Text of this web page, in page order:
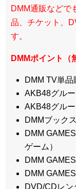
DMM通販などで
品、チケット、
す。
DMMポイント（
DMM TV単品
AKB48グル
AKB48グル
DMMブックス
DMM
ゲーム）
DMM
DMM
DVD/CDレン